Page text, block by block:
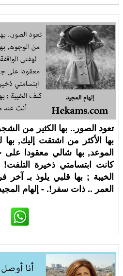
تعود الصور.. بها الكثير من
بها الأكثر من اشتقت إليك,
الموعد, بها شالي معقودا على
كانت ابتسامتي ذخيرة
الخيبة ; بها قلبي يلوذ بـ
العمر .. ذات سفر!. - إلهام